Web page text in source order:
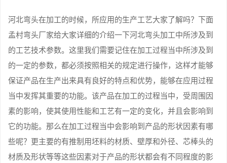
河北弯头在加工的时候，所应用的生产工艺大家了解吗？下面
孟村弯头厂家给大家详细的介绍一下河北弯头加工中所涉及到
的工艺技术参数。这里我们需要记住在加工过程当中所涉及到
的一定的参数，都必须按照相关的规定进行操作，这样才能够
保证产品在生产出来具有良好的特点和优势，能够在应用过程
当中发挥其重要的功能。该产品在加工的过程当中，受周围因
素的影响，使其使用性能和工艺有一定的变化，并且会影响到
它的功能。那么在加工过程当中会影响到产品的形状因素有哪
些呢？更主要的有推制用坯料的材质、壁厚和外径、芯棒头的
材质及形状等等这些因素对于产品的形状都会有不同程度的影